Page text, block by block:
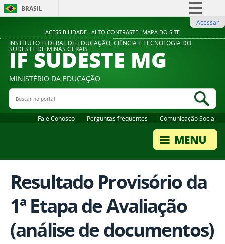
ACESSIBILIDADE ALTO CONTRASTE MAPA DO SITE
BRASIL
Comunica BR
Participe
Legislação
Acessar
INSTITUTO FEDERAL DE EDUCAÇÃO, CIÊNCIA E TECNOLOGIA DO
SUDESTE DE MINAS GERAIS
IF SUDESTE MG
MINISTÉRIO DA EDUCAÇÃO
Buscar no portal
Fale Conosco Perguntas frequentes Comunicação Social
Resultado Provisório da
1ª Etapa de Avaliação
(análise de documentos)